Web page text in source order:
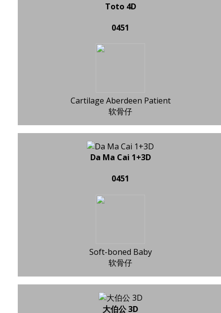
Toto 4D
0451
Cartilage Aberdeen Patient
软骨仔
Da Ma Cai 1+3D
0451
Soft-boned Baby
软骨仔
大伯公 3D